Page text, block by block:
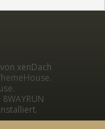
xenDach
.
.
8WAYRUN